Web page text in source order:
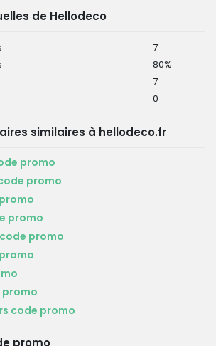
de Hellodeco
7
80%
7
0
similaires à hellodeco.fr
promo
promo
promo
code promo
promo
code promo
promo